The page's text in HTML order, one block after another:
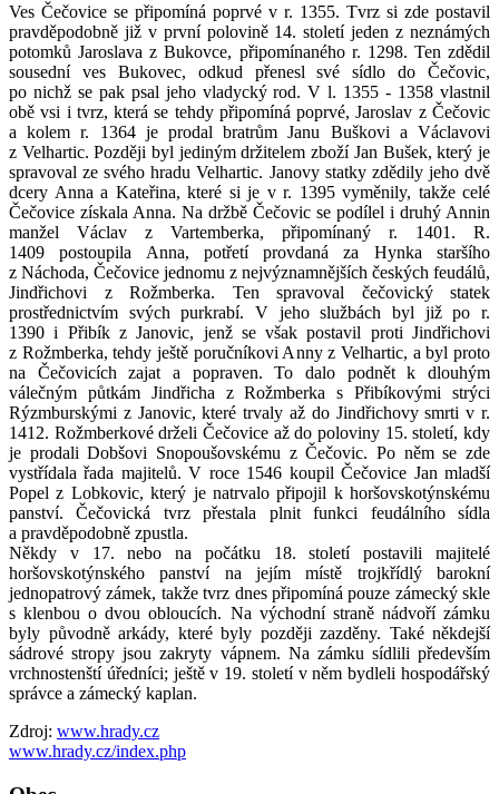
Ves Čečovice se připomíná poprvé v r. 1355. Tvrz si zde postavil
pravděpodobně již v první polovině 14. století jeden z neznámých
potomků Jaroslava z Bukovce, připomínaného r. 1298. Ten zdědil
sousední ves Bukovec, odkud přenesl své sídlo do Čečovic,
po nichž se pak psal jeho vladycký rod. V l. 1355 - 1358 vlastnil
obě vsi i tvrz, která se tehdy připomíná poprvé, Jaroslav z Čečovic
a kolem r. 1364 je prodal bratrům Janu Buškovi a Václavovi
z Velhartic. Později byl jediným držitelem zboží Jan Bušek, který je
spravoval ze svého hradu Velhartic. Janovy statky zdědily jeho dvě
dcery Anna a Kateřina, které si je v r. 1395 vyměnily, takže celé
Čečovice získala Anna. Na držbě Čečovic se podílel i druhý Annin
manžel Václav z Vartemberka, připomínaný r. 1401. R.
1409 postoupila Anna, potřetí provdaná za Hynka staršího
z Náchoda, Čečovice jednomu z nejvýznamnějších českých feudálů,
Jindřichovi z Rožmberka. Ten spravoval čečovický statek
prostřednictvím svých purkrabí. V jeho službách byl již po r.
1390 i Přibík z Janovic, jenž se však postavil proti Jindřichovi
z Rožmberka, tehdy ještě poručníkovi Anny z Velhartic, a byl proto
na Čečovicích zajat a popraven. To dalo podnět k dlouhým
válečným půtkám Jindřicha z Rožmberka s Přibíkovými strýci
Rýzmburskými z Janovic, které trvaly až do Jindřichovy smrti v r.
1412. Rožmberkové drželi Čečovice až do poloviny 15. století, kdy
je prodali Dobšovi Snopoušovskému z Čečovic. Po něm se zde
vystřídala řada majitelů. V roce 1546 koupil Čečovice Jan mladší
Popel z Lobkovic, který je natrvalo připojil k horšovskotýnskému
panství. Čečovická tvrz přestala plnit funkci feudálního sídla
a pravděpodobně zpustla.
Někdy v 17. nebo na počátku 18. století postavili majitelé
horšovskotýnského panství na jejím místě trojkřídlý barokní
jednopatrový zámek, takže tvrz dnes připomíná pouze zámecký skle
s klenbou o dvou obloucích. Na východní straně nádvoří zámku
byly původně arkády, které byly později zazděny. Také někdejší
sádrové stropy jsou zakryty vápnem. Na zámku sídlili především
vrchnostenští úředníci; ještě v 19. století v něm bydleli hospodářský
správce a zámecký kaplan.
Zdroj: www.hrady.cz
www.hrady.cz/index.php